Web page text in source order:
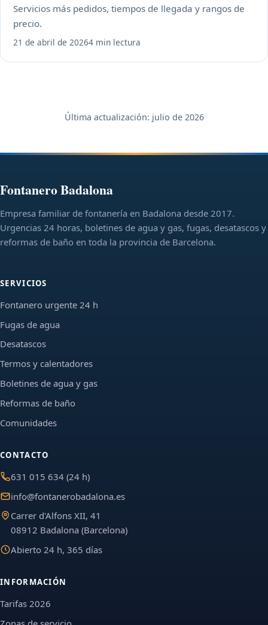
Servicios más pedidos, tiempos de llegada y rangos de
precio.
21 de abril de 20264 min lectura
Última actualización: julio de 2026
Fontanero Badalona
Empresa familiar de fontanería en Badalona desde 2017.
Urgencias 24 horas, boletines de agua y gas, fugas, desatascos y
reformas de baño en toda la provincia de Barcelona.
SERVICIOS
Fontanero urgente 24 h
Fugas de agua
Desatascos
Termos y calentadores
Boletines de agua y gas
Reformas de baño
Comunidades
CONTACTO
631 015 634 (24 h)
info@fontanerobadalona.es
Carrer d'Alfons XII, 41
08912 Badalona (Barcelona)
Abierto 24 h, 365 días
INFORMACIÓN
Tarifas 2026